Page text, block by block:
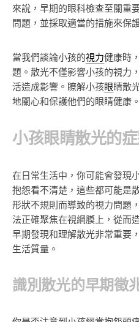
來說，早期的眼科檢查至關重
問題，並採取適當的措施來保
當我們談論小孩的視力健康時，
題。散光不僅影響小孩的視力
活造成影響。瞭解小孩眼睛散
地關心和保護他們的眼睛健康。
小孩眼睛散光的
在日常生活中，你可能會發現
抱怨看不清楚，這些都可能是
形狀不規則而導致的視力問題
法正確聚焦在視網膜上，從而
早期發現和理解散光非常重要
生活質量。
識別散光的早期徵